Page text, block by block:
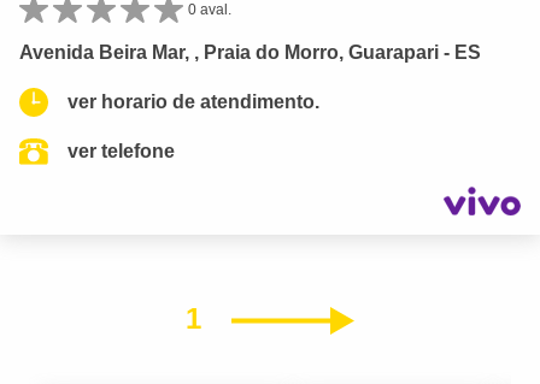
0 aval.
Avenida Beira Mar, , Praia do Morro, Guarapari - ES
ver horario de atendimento.
ver telefone
1 Próximo